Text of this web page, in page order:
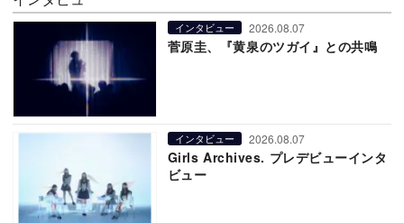
インタビュー 2026.08.07
菅原圭、『黄泉のツガイ』との共鳴
インタビュー 2026.08.07
Girls Archives. プレデビューインタ
ビュー